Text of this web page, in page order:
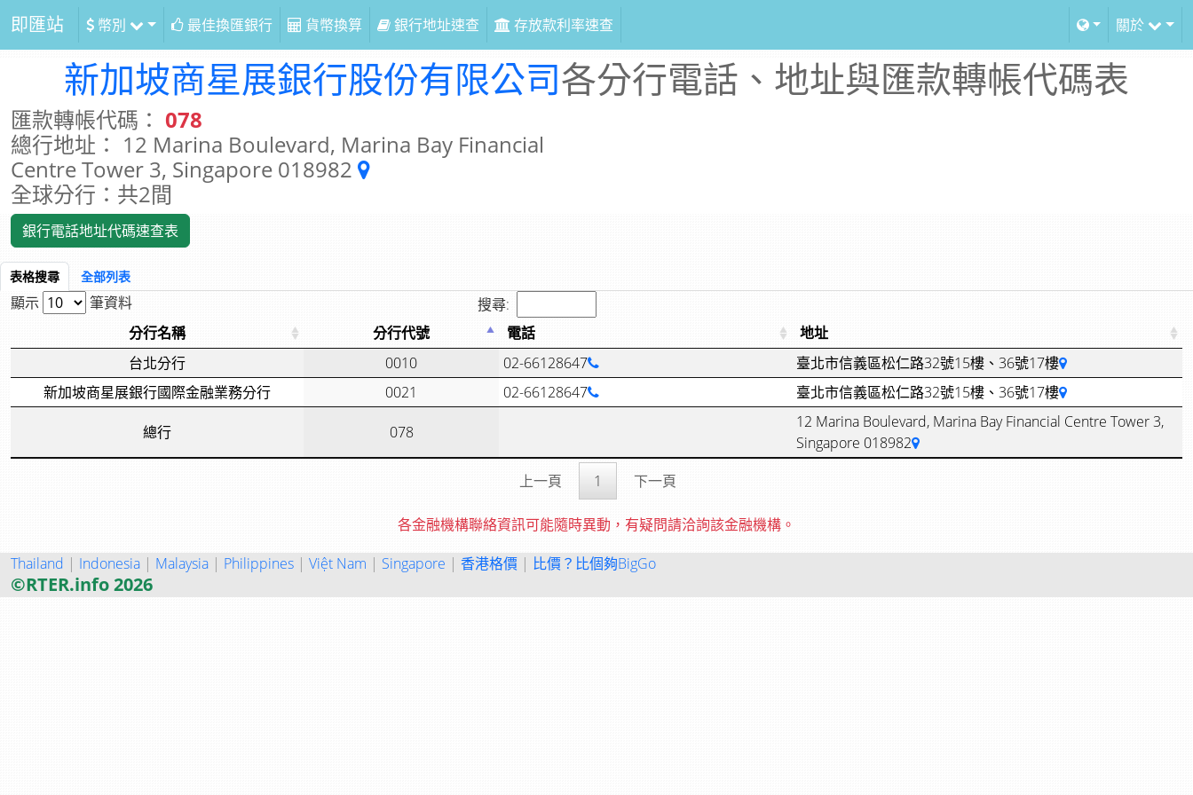
即匯站 幣別 最佳換匯銀行 貨幣換算 銀行地址速查 存放款利率速查 關於
新加坡商星展銀行股份有限公司各分行電話、地址與匯款轉帳代碼表
匯款轉帳代碼： 078
總行地址： 12 Marina Boulevard, Marina Bay Financial
Centre Tower 3, Singapore 018982
全球分行：共2間
銀行電話地址代碼速查表
表格搜尋 全部列表
顯示 筆資料
搜尋:
分行名稱
分行代號 電話
地址
台北分行
0010 02-66128647
臺北市信義區松仁路32號15樓、36號17樓
新加坡商星展銀行國際金融業務分行
0021 02-66128647 臺北市信義區松仁路32號15樓、36號17樓
總行 078
12 Marina Boulevard, Marina Bay Financial Centre Tower 3,
Singapore 018982
上一頁
1 下一頁
各金融機構聯絡資訊可能隨時異動，有疑問請洽詢該金融機構。
Thailand | Indonesia | Malaysia | Philippines | Việt Nam | Singapore | 香港格價 | 比價？比個夠BigGo
©RTER.info 2026